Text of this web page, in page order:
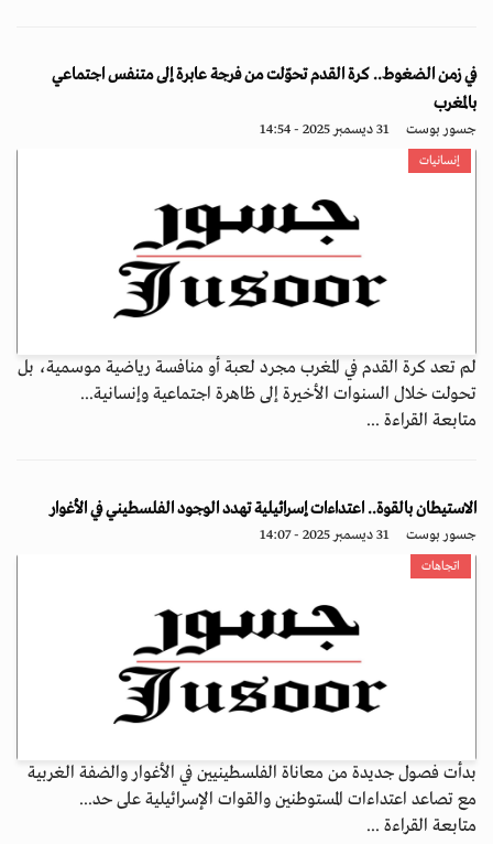
في زمن الضغوط.. كرة القدم تحوّلت من فرجة عابرة إلى متنفس اجتماعي
بالمغرب
جسور بوست 31 ديسمبر 2025 - 14:54
إنسانيات
لم تعد كرة القدم في المغرب مجرد لعبة أو منافسة رياضية موسمية، بل
تحولت خلال السنوات الأخيرة إلى ظاهرة اجتماعية وإنسانية...
متابعة القراءة ...
الاستيطان بالقوة.. اعتداءات إسرائيلية تهدد الوجود الفلسطيني في الأغوار
جسور بوست 31 ديسمبر 2025 - 14:07
اتجاهات
بدأت فصول جديدة من معاناة الفلسطينيين في الأغوار والضفة الغربية
مع تصاعد اعتداءات المستوطنين والقوات الإسرائيلية على حد...
متابعة القراءة ...